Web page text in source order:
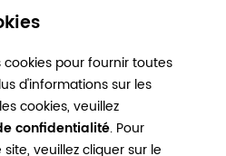
pour fournir toutes
d'informations sur les
cookies, veuillez
confidentialité. Pour
veuillez cliquer sur le